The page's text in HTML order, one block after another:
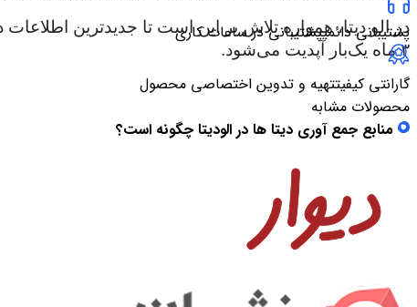
در الو دیتا، همواره تلاش بر این است تا جدیدترین
۳ ماه یک‌بار آپدیت می‌شود.
پشتیبانی دائمیپشتیبانی در ساعات کاری
گارانتی کیفیتتهیه و تدوین اختصاصی محصول
محصولات مشابه
منابع جمع آوری دیتا ها در الودیتا چگونه است؟